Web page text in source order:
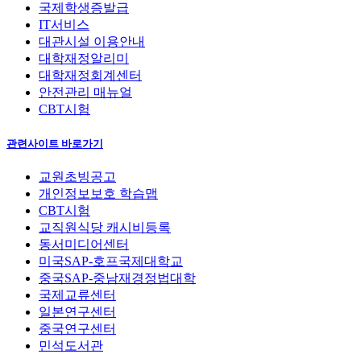
국제학생증발급
IT서비스
대관시설 이용안내
대학재정알리미
대학재정회계센터
안전관리 매뉴얼
CBT시험
관련사이트 바로가기
교원초빙공고
개인정보보호 학습맵
CBT시험
교직원식당 캐시비등록
동서미디어센터
미국SAP-호프국제대학교
중국SAP-중남재경정법대학
국제교류센터
일본연구센터
중국연구센터
민석도서관